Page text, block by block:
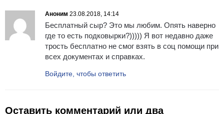
Аноним 23.08.2018, 14:14
Бесплатный сыр? Это мы любим. Опять наверно
где то есть подковырки?))))) Я вот недавно даже
трость бесплатно не смог взять в соц помощи при
всех документах и справках.
Войдите, чтобы ответить
Оставить комментарий или два